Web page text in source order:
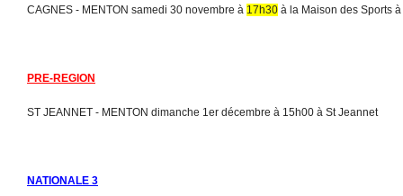
CAGNES - MENTON samedi 30 novembre à 17h30 à la Maison des Sports
PRE-REGION
ST JEANNET - MENTON dimanche 1er décembre à 15h00 à St Jeannet
NATIONALE 3